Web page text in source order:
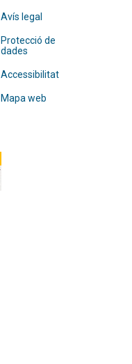
Avís legal
Protecció de
dades
Accessibilitat
Mapa web